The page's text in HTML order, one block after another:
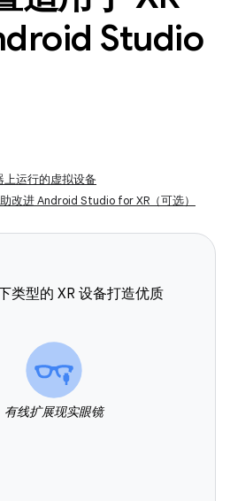
Studio
上运行的虚拟设备
改进 Android Studio for XR（可选）
类型的 XR 设备打造优质
有线扩展现实眼镜